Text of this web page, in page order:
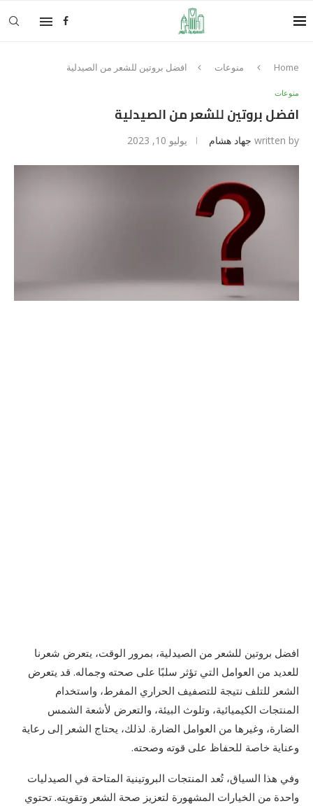
Home منوعات افضل بروتين للشعر من الصيدلية
منوعات
افضل بروتين للشعر من الصيدلية
written by جهاد هشام يوليو 10, 2023
افضل بروتين للشعر من الصيدلية، بمرور الوقت، يتعرض شعرنا
للعديد من العوامل التي تؤثر سلبًا على صحته وجماله. قد يتعرض
الشعر للتلف نتيجة للتصفيف الحراري المفرط، واستخدام
المنتجات الكيميائية، وتلوث البيئة، والتعرض لأشعة الشمس
الضارة، وغيرها من العوامل الضارة. لذلك، يحتاج الشعر إلى رعاية
وعناية خاصة للحفاظ على قوته وصحته.
وفي هذا السياق، تُعد المنتجات البروتينية المتاحة في الصيدليات
واحدة من الخيارات المشهورة لتعزيز صحة الشعر وتقويته. تحتوي